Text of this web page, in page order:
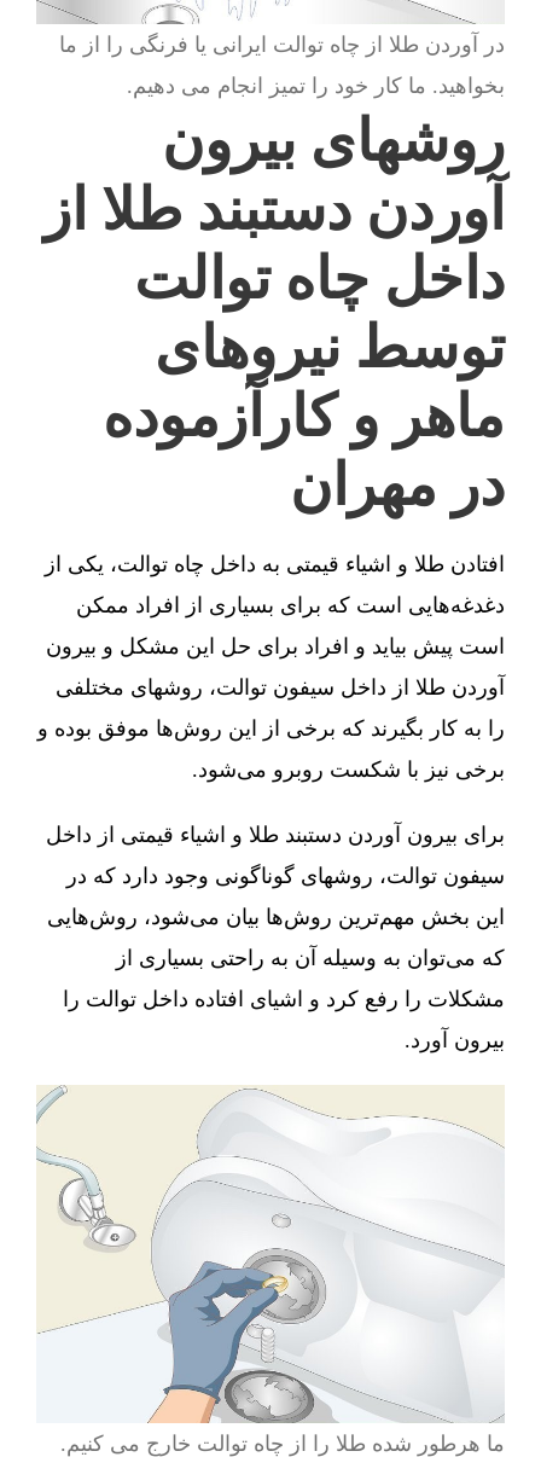
در آوردن طلا از چاه توالت ایرانی یا فرنگی را از ما
بخواهید. ما کار خود را تمیز انجام می دهیم.
روشهای بیرون
آوردن دستبند طلا از
داخل چاه توالت
توسط نیروهای
ماهر و کارآزموده
در مهران
افتادن طلا و اشیاء قیمتی به داخل چاه توالت، یکی از
دغدغه‌هایی است که برای بسیاری از افراد ممکن
است پیش بیاید و افراد برای حل این مشکل و بیرون
آوردن طلا از داخل سیفون توالت، روشهای مختلفی
را به کار بگیرند که برخی از این روش‌ها موفق بوده و
برخی نیز با شکست روبرو می‌شود.
برای بیرون آوردن دستبند طلا و اشیاء قیمتی از داخل
سیفون توالت، روشهای گوناگونی وجود دارد که در
این بخش مهم‌ترین روش‌ها بیان می‌شود، روش‌هایی
که می‌توان به وسیله آن به راحتی بسیاری از
مشکلات را رفع کرد و اشیای افتاده داخل توالت را
بیرون آورد.
ما هرطور شده طلا را از چاه توالت خارج می کنیم.